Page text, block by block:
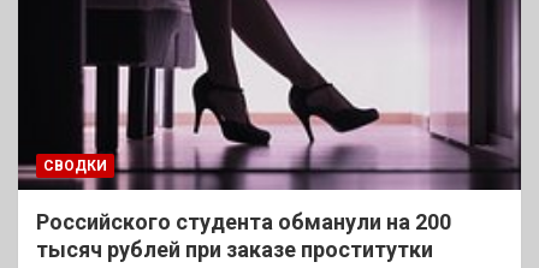
СВОДКИ
Российского студента обманули на 200
тысяч рублей при заказе проститутки